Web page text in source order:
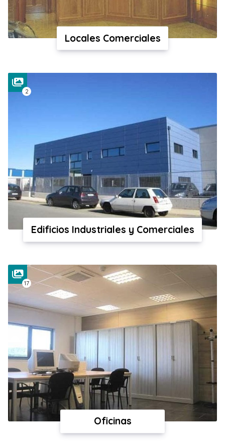
Locales Comerciales
Edificios Industriales y Comerciales
2
Oficinas
17